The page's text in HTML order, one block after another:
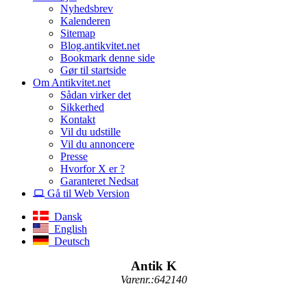
Nyhedsbrev
Kalenderen
Sitemap
Blog.antikvitet.net
Bookmark denne side
Gør til startside
Om Antikvitet.net
Sådan virker det
Sikkerhed
Kontakt
Vil du udstille
Vil du annoncere
Presse
Hvorfor X er ?
Garanteret Nedsat
Gå til Web Version
Dansk
English
Deutsch
Antik K
Varenr.:642140